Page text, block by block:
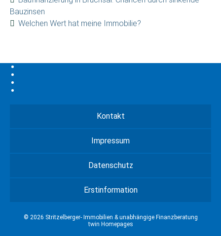
Bauzinsen
Welchen Wert hat meine Immobilie?
Kontakt
Impressum
Datenschutz
Erstinformation
© 2026 Stritzelberger- Immobilien & unabhängige Finanzberatung
twin Homepages